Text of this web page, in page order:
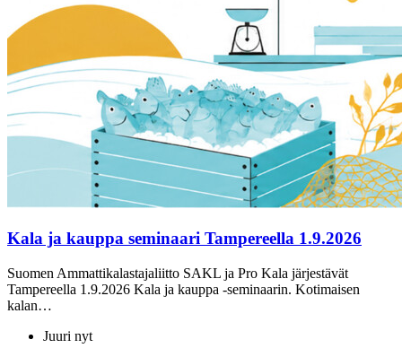
Kala ja kauppa seminaari Tampereella 1.9.2026
Suomen Ammattikalastajaliitto SAKL ja Pro Kala järjestävät
Tampereella 1.9.2026 Kala ja kauppa -seminaarin. Kotimaisen
kalan…
Juuri nyt